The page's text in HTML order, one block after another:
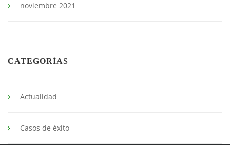
noviembre 2021
CATEGORÍAS
Actualidad
Casos de éxito